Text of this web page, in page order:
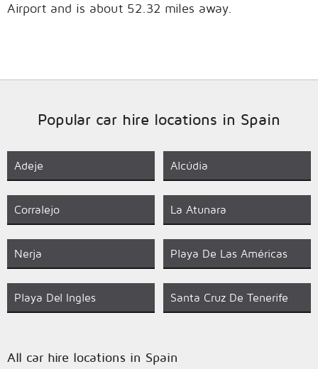
Airport and is about 52.32 miles away.
Popular car hire locations in Spain
Adeje Alcúdia
Corralejo La Atunara
Nerja Playa De Las Américas
Playa Del Ingles Santa Cruz De Tenerife
All car hire locations in Spain